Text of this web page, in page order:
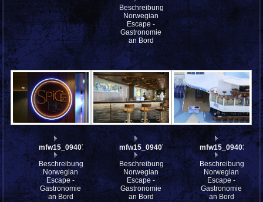
Beschreibung:
Norwegian
Escape -
Gastronomie
an Bord
mfw15_094075
Beschreibung:
Norwegian
Escape -
Gastronomie
an Bord
mfw15_094073
Beschreibung:
Norwegian
Escape -
Gastronomie
an Bord
mfw15_094038
Beschreibung:
Norwegian
Escape -
Gastronomie
an Bord